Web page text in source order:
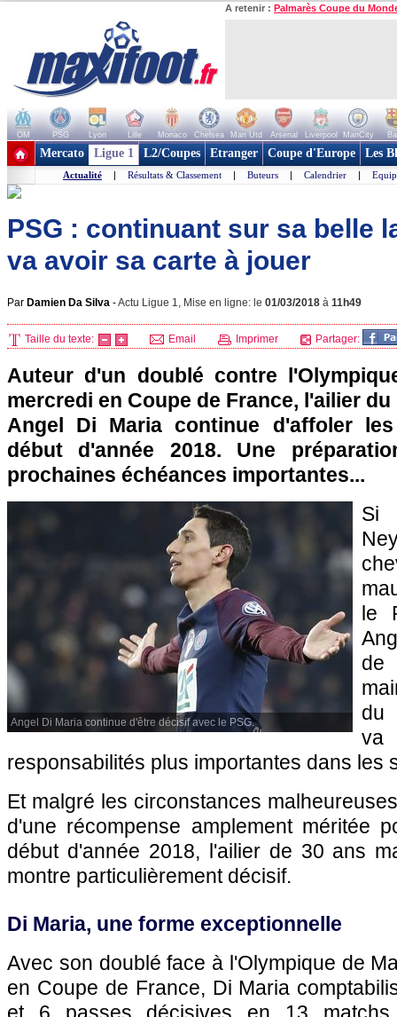
A retenir : Palmarès Coupe du
OM PSG Lyon Lille Monaco Chelsea Man Utd Arsenal Liverpool ManCity
+ de clubs
Mercato Ligue 1 L2/Coupes Etranger Coupe d'Europe Les
Actualité | Résultats & Classement | Buteurs | Calendrier |
PSG : continuant sur sa belle
va avoir sa carte à jouer
Par Damien Da Silva -Actu Ligue 1, Mise en ligne: le 01/03/2018 à 11h49
Taille du texte: Email Imprimer Partager:
Auteur d'un doublé contre
mercredi en Coupe de France, l'ailier
Angel Di Maria continue d'affoler
début d'année 2018. Une
prochaines échéances importantes...
Angel Di Maria continue d'être décisif avec le PSG.
Si
le
de
du
responsabilités plus importantes dans les
Et malgré les circonstances
d'une récompense amplement méritée
début d'année 2018, l'ailier de 30 ans
montre particulièrement décisif.
Di Maria, une forme exceptionnelle
Avec son doublé face à l'Olympique de
en Coupe de France, Di Maria